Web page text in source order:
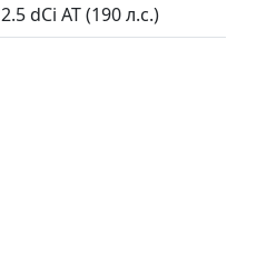
2.5 dCi AT (190 л.с.)